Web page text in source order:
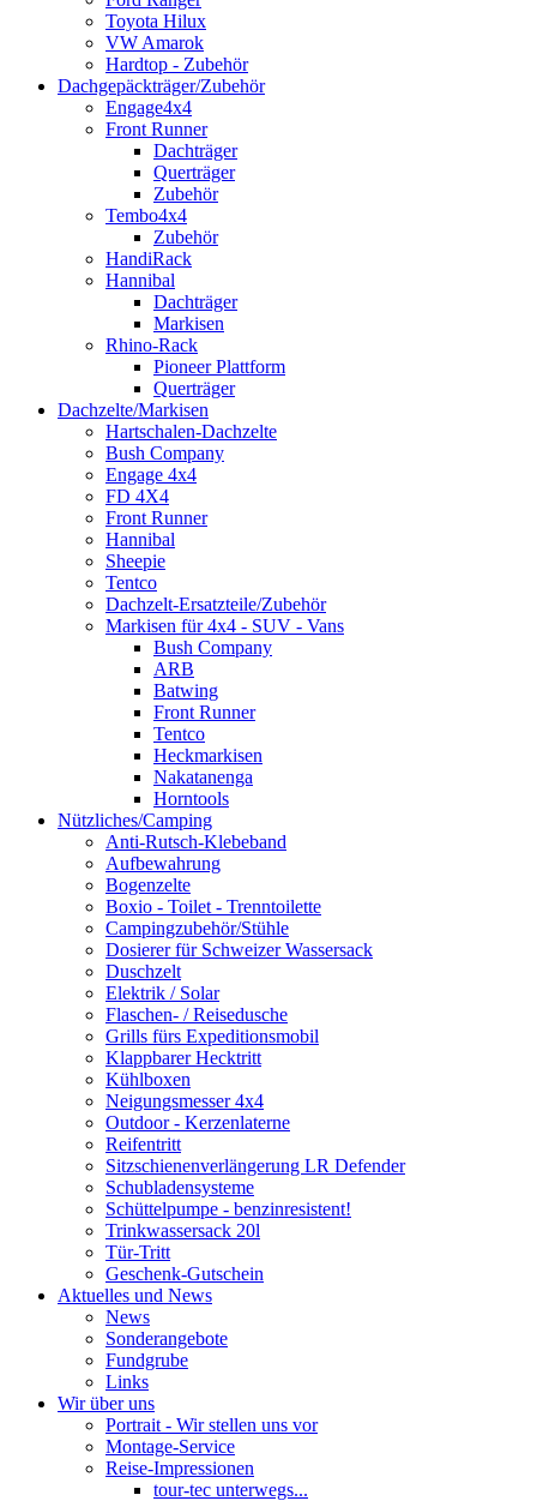
Toyota Hilux
VW Amarok
Hardtop - Zubehör
Dachgepäckträger/Zubehör
Engage4x4
Front Runner
Dachträger
Querträger
Zubehör
Tembo4x4
Zubehör
HandiRack
Hannibal
Dachträger
Markisen
Rhino-Rack
Pioneer Plattform
Querträger
Dachzelte/Markisen
Hartschalen-Dachzelte
Bush Company
Engage 4x4
FD 4X4
Front Runner
Hannibal
Sheepie
Tentco
Dachzelt-Ersatzteile/Zubehör
Markisen für 4x4 - SUV - Vans
Bush Company
ARB
Batwing
Front Runner
Tentco
Heckmarkisen
Nakatanenga
Horntools
Nützliches/Camping
Anti-Rutsch-Klebeband
Aufbewahrung
Bogenzelte
Boxio - Toilet - Trenntoilette
Campingzubehör/Stühle
Dosierer für Schweizer Wassersack
Duschzelt
Elektrik / Solar
Flaschen- / Reisedusche
Grills fürs Expeditionsmobil
Klappbarer Hecktritt
Kühlboxen
Neigungsmesser 4x4
Outdoor - Kerzenlaterne
Reifentritt
Sitzschienenverlängerung LR Defender
Schubladensysteme
Schüttelpumpe - benzinresistent!
Trinkwassersack 20l
Tür-Tritt
Geschenk-Gutschein
Aktuelles und News
News
Sonderangebote
Fundgrube
Links
Wir über uns
Portrait - Wir stellen uns vor
Montage-Service
Reise-Impressionen
tour-tec unterwegs...